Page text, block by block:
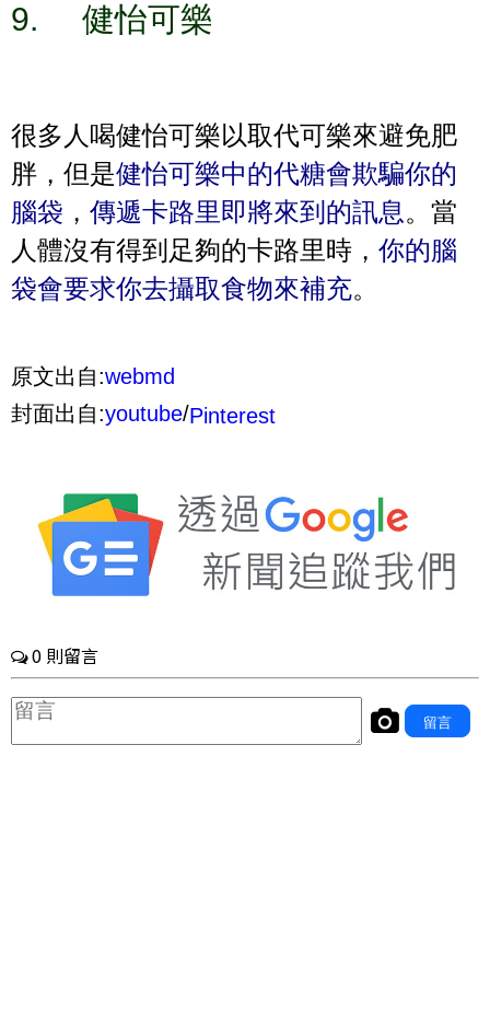
9. 健怡可樂
很多人喝健怡可樂以取代可樂來避免肥
胖，但是健怡可樂中的代糖會欺騙你的
腦袋 ， 傳遞卡路里即將來到的訊息。當
人體沒有得到足夠的卡路里時， 你的腦
袋會要求你去攝取食物來補充。
原文出自:webmd
封面出自:youtube/Pinterest